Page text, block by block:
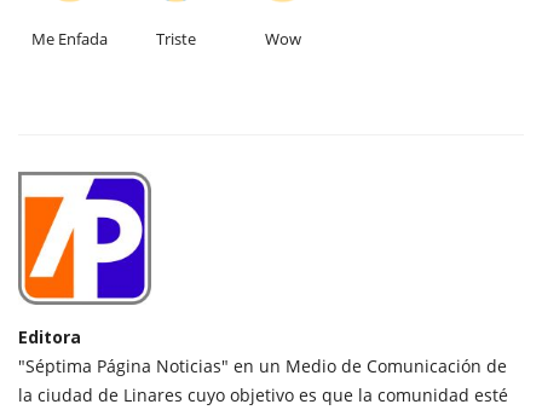
Me Enfada Triste Wow
Editora
"Séptima Página Noticias" en un Medio de Comunicación de
la ciudad de Linares cuyo objetivo es que la comunidad esté